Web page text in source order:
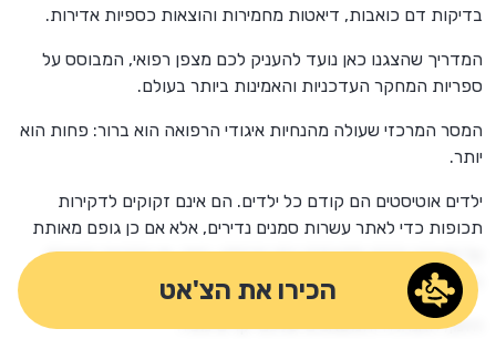
בדיקות דם כואבות, דיאטות מחמירות והוצאות כספיות אדירות.
המדריך שהצגנו כאן נועד להעניק לכם מצפן רפואי, המבוסס על
ספריות המחקר העדכניות והאמינות ביותר בעולם.
המסר המרכזי שעולה מהנחיות איגודי הרפואה הוא ברור: פחות הוא
יותר.
ילדים אוטיסטים הם קודם כל ילדים. הם אינם זקוקים לדקירות
תכופות כדי לאתר עשרות סמנים נדירים, אלא אם כן גופם מאותת
על מצוקה פיזית ספציפית כמו רגרסיה, כאב, או הפרעה קיצונית
באכילה ובשינה.
הזמן, האנרגיה והמשאבים שלכם יקרים מפז.
הכירו את הצ'אט